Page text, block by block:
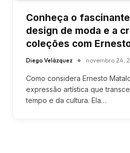
Conheça o
design de moda e a
coleções com
Diego Velázquez novembro 24,
Como considera Ernesto
expressão artística que
tempo e da cultura. Ela…